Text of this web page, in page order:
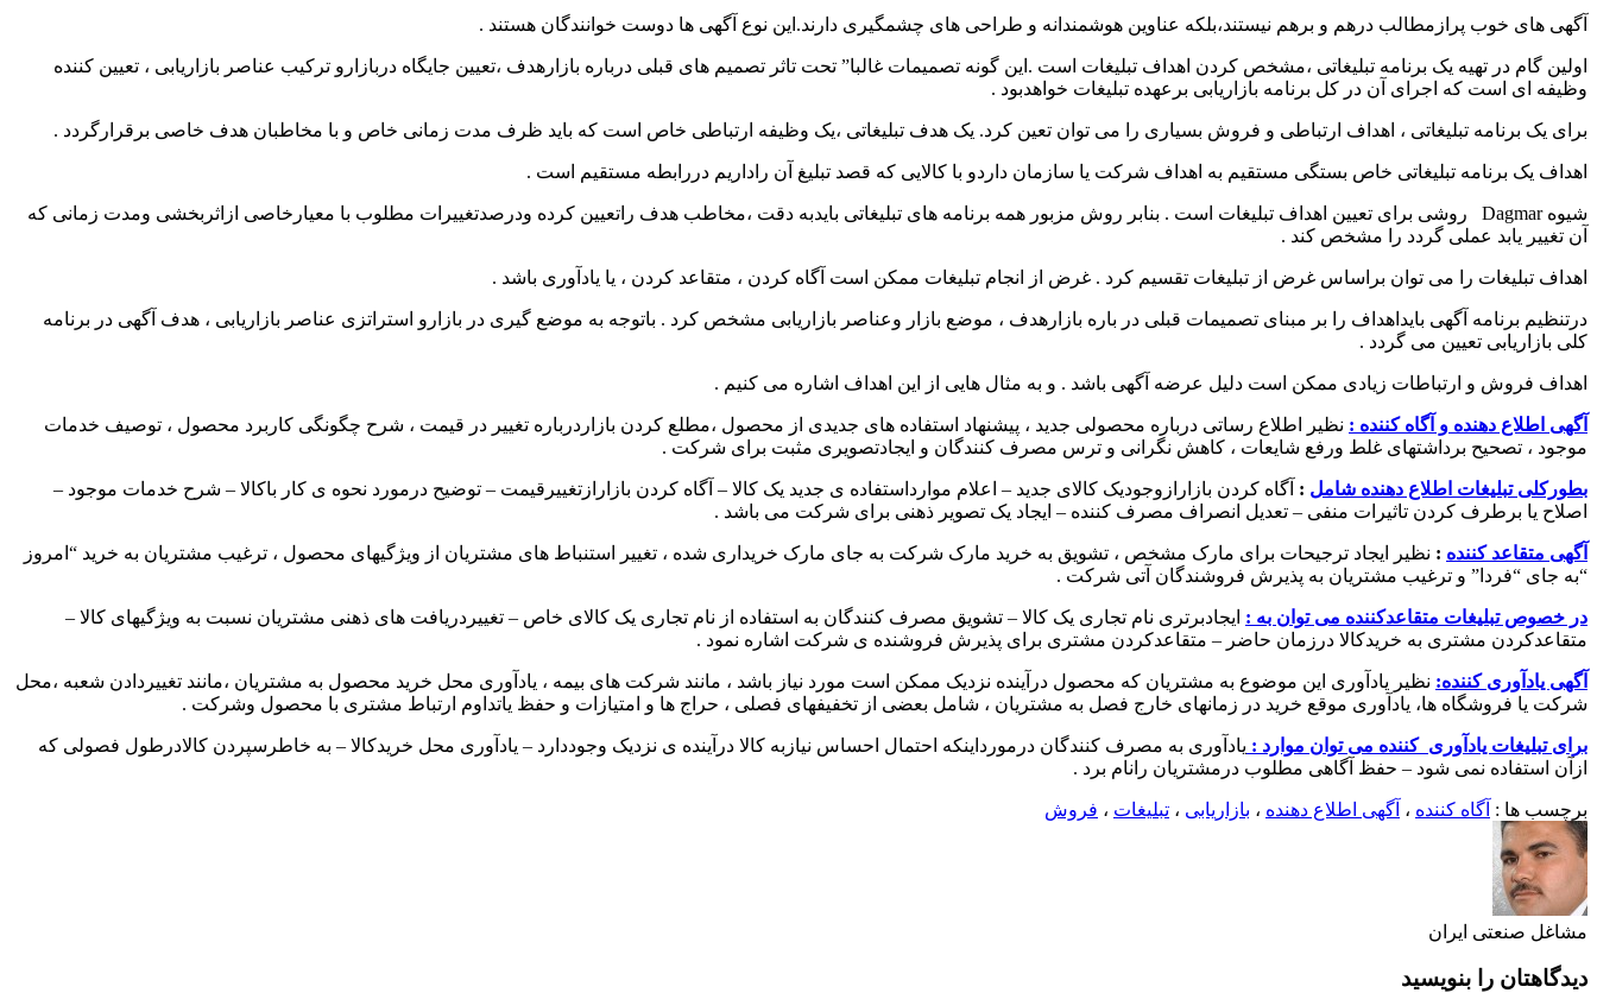
آگهی های خوب پرازمطالب درهم و برهم نیستند،بلکه عناوین هوشمندانه و طراحی های چشمگیری دارند.این نوع آگهی ها دوست خوانندگان هستند .
اولین گام در تهیه یک برنامه تبلیغاتی ،مشخص کردن اهداف تبلیغات است .این گونه تصمیمات غالبا” تحت تاثر تصمیم های قبلی درباره بازارهدف ،تعیین جایگاه دربازارو ترکیب عناصر بازاریابی ، تعیین کننده
وظیفه ای است که اجرای آن در کل برنامه بازاریابی برعهده تبلیغات خواهدبود .
برای یک برنامه تبلیغاتی ، اهداف ارتباطی و فروش بسیاری را می توان تعین کرد. یک هدف تبلیغاتی ،یک وظیفه ارتباطی خاص است که باید ظرف مدت زمانی خاص و با مخاطبان هدف خاصی برقرارگردد .
اهداف یک برنامه تبلیغاتی خاص بستگی مستقیم به اهداف شرکت یا سازمان داردو با کالایی که قصد تبلیغ آن راداریم دررابطه مستقیم است .
شیوه Dagmar روشی برای تعیین اهداف تبلیغات است . بنابر روش مزبور همه برنامه های تبلیغاتی بایدبه دقت ،مخاطب هدف راتعیین کرده ودرصدتغییرات مطلوب با معیارخاصی ازاثربخشی ومدت زمانی که
آن تغییر یابد عملی گردد را مشخص کند .
اهداف تبلیغات را می توان براساس غرض از تبلیغات تقسیم کرد . غرض از انجام تبلیغات ممکن است آگاه کردن ، متقاعد کردن ، یا یادآوری باشد .
درتنظیم برنامه آگهی بایداهداف را بر مبنای تصمیمات قبلی در باره بازارهدف ، موضع بازار وعناصر بازاریابی مشخص کرد . باتوجه به موضع گیری در بازارو استراتزی عناصر بازاریابی ، هدف آگهی در برنامه
کلی بازاریابی تعیین می گردد .
اهداف فروش و ارتباطات زیادی ممکن است دلیل عرضه آگهی باشد . و به مثال هایی از این اهداف اشاره می کنیم .
آگهی اطلاع دهنده و آگاه کننده : نظیر اطلاع رساتی درباره محصولی جدید ، پیشنهاد استفاده های جدیدی از محصول ،مطلع کردن بازاردرباره تغییر در قیمت ، شرح چگونگی کاربرد محصول ، توصیف خدمات
موجود ، تصحیح برداشتهای غلط ورفع شایعات ، کاهش نگرانی و ترس مصرف کنندگان و ایجادتصویری مثبت برای شرکت .
بطورکلی تبلیغات اطلاع دهنده شامل : آگاه کردن بازارازوجودیک کالای جدید – اعلام موارداستفاده ی جدید یک کالا – آگاه کردن بازارازتغییرقیمت – توضیح درمورد نحوه ی کار باکالا – شرح خدمات موجود –
اصلاح یا برطرف کردن تاثیرات منفی – تعدیل انصراف مصرف کننده – ایجاد یک تصویر ذهنی برای شرکت می باشد .
آگهی متقاعد کننده : نظیر ایجاد ترجیحات برای مارک مشخص ، تشویق به خرید مارک شرکت به جای مارک خریداری شده ، تغییر استنباط های مشتریان از ویژگیهای محصول ، ترغیب مشتریان به خرید “امروز
“به جای “فردا” و ترغیب مشتریان به پذیرش فروشندگان آتی شرکت .
در خصوص تبلیغات متقاعدکننده می توان به : ایجادبرتری نام تجاری یک کالا – تشویق مصرف کنندگان به استفاده از نام تجاری یک کالای خاص – تغییردریافت های ذهنی مشتریان نسبت به ویژگیهای کالا –
متقاعدکردن مشتری به خریدکالا درزمان حاضر – متقاعدکردن مشتری برای پذیرش فروشنده ی شرکت اشاره نمود .
آگهی یادآوری کننده: نظیر یادآوری این موضوع به مشتریان که محصول درآینده نزدیک ممکن است مورد نیاز باشد ، مانند شرکت های بیمه ، یادآوری محل خرید محصول به مشتریان ،مانند تغییردادن شعبه ،محل
شرکت یا فروشگاه ها، یادآوری موقع خرید در زمانهای خارج فصل به مشتریان ، شامل بعضی از تخفیفهای فصلی ، حراج ها و امتیازات و حفظ یاتداوم ارتباط مشتری با محصول وشرکت .
برای تبلیغات یادآوری کننده می توان موارد : یادآوری به مصرف کنندگان درمورداینکه احتمال احساس نیازبه کالا درآینده ی نزدیک وجوددارد – یادآوری محل خریدکالا – به خاطرسپردن کالادرطول فصولی که
ازآن استفاده نمی شود – حفظ آگاهی مطلوب درمشتریان رانام برد .
برچسب ها : آگاه کننده ، آگهی اطلاع دهنده ، بازاریابی ، تبلیغات ، فروش
مشاغل صنعتی ایران
دیدگاهتان را بنویسید